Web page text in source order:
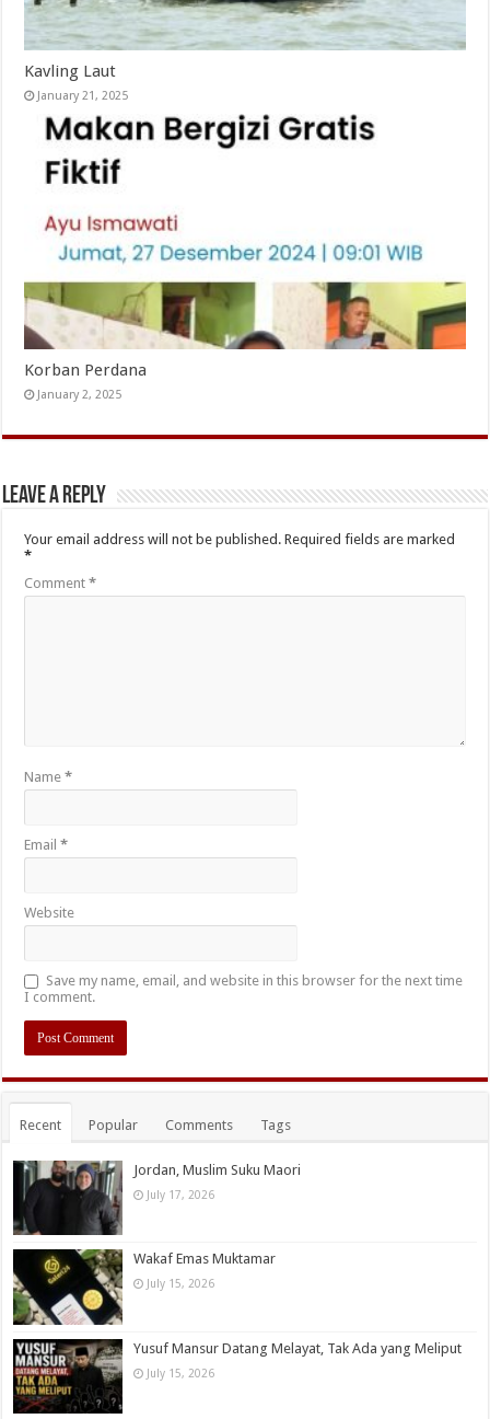
Kavling Laut
January 21, 2025
Korban Perdana
January 2, 2025
Leave a Reply
Your email address will not be published. Required fields are marked
*
Comment*
Name*
Email*
Website
Save my name, email, and website in this browser for the next time
I comment.
Recent Popular Comments Tags
Jordan, Muslim Suku Maori
July 17, 2026
Wakaf Emas Muktamar
July 15, 2026
Yusuf Mansur Datang Melayat, Tak Ada yang Meliput
July 15, 2026